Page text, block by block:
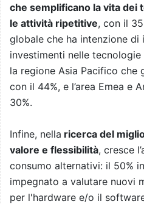
che semplificano la vita dei
le attività ripetitive, con il
globale che ha intenzione di
investimenti nelle
la regione Asia Pacifico che
con il 44%, e l’area Emea e
30%.
Infine, nella ricerca del
valore e flessibilità, cresce
consumo alternativi: il 50%
impegnato a valutare nuovi
per l'hardware e/o il